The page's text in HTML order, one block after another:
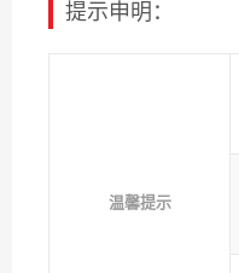
提示申明：
温馨提示